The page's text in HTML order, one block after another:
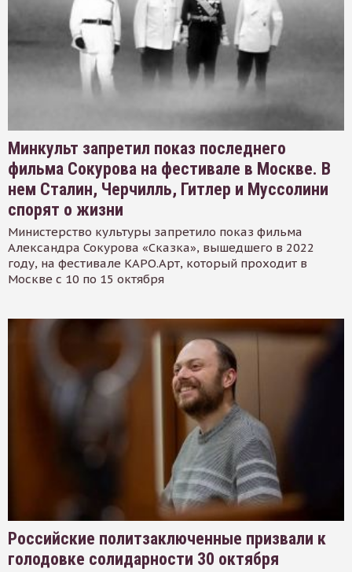
Минкульт запретил показ последнего
фильма Сокурова на фестивале в Москве. В
нем Сталин, Черчилль, Гитлер и Муссолини
спорят о жизни
Министерство культуры запретило показ фильма
Александра Сокурова «Сказка», вышедшего в 2022
году, на фестивале КАРО.Арт, который проходит в
Москве с 10 по 15 октября
Российские политзаключенные призвали к
голодовке солидарности 30 октября